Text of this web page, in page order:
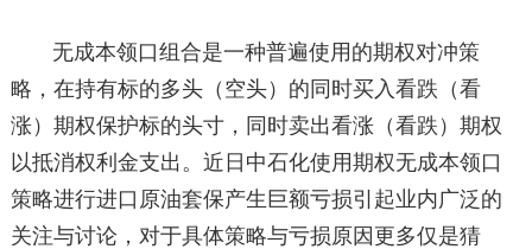
无成本领口组合是一种普遍使用的期权对冲策
略，在持有标的多头（空头）的同时买入看跌（看
涨）期权保护标的头寸，同时卖出看涨（看跌）期权
以抵消权利金支出。近日中石化使用期权无成本领口
策略进行进口原油套保产生巨额亏损引起业内广泛的
关注与讨论，对于具体策略与亏损原因更多仅是猜